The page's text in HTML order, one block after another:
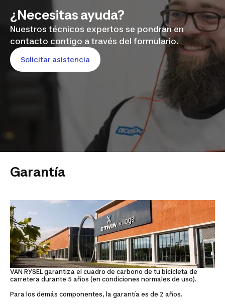
¿Necesitas ayuda?
Nuestros técnicos expertos se pondran en
contacto contigo a través del formulario.
Solicitar asistencia
Garantía
VAN RYSEL garantiza el cuadro de carbono de tu bicicleta de
carretera durante 5 años (en condiciones normales de uso).
Para los demás componentes, la garantía es de 2 años.